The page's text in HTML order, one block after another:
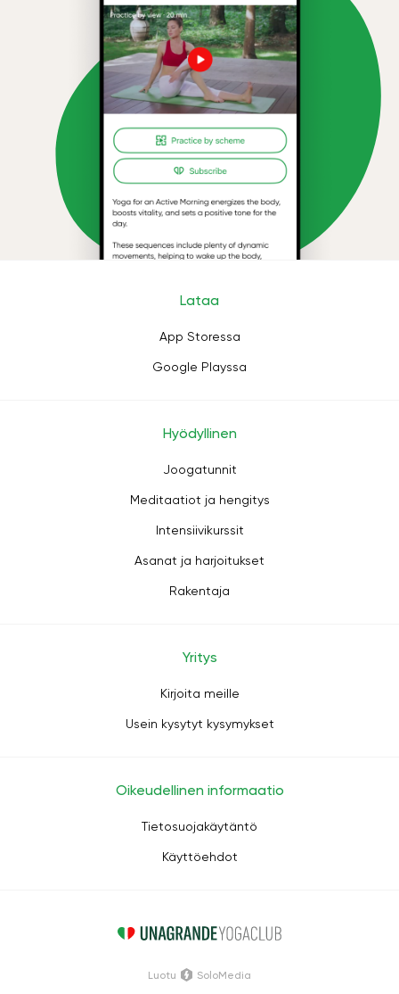
Lataa
App Storessa
Google Playssa
Hyödyllinen
Joogatunnit
Meditaatiot ja hengitys
Intensiivikurssit
Asanat ja harjoitukset
Rakentaja
Yritys
Kirjoita meille
Usein kysytyt kysymykset
Oikeudellinen informaatio
Tietosuojakäytäntö
Käyttöehdot
Luotu SoloMedia